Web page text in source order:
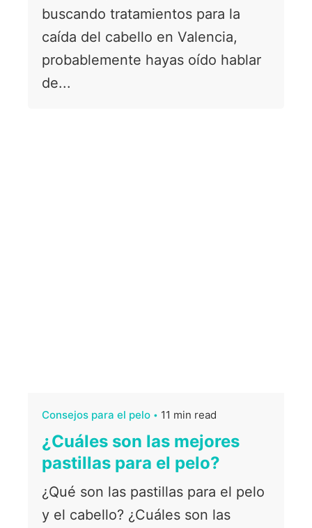
buscando tratamientos para la
caída del cabello en Valencia,
probablemente hayas oído hablar
de...
Consejos para el pelo 11 min read
¿Cuáles son las mejores
pastillas para el pelo?
¿Qué son las pastillas para el pelo
y el cabello? ¿Cuáles son las